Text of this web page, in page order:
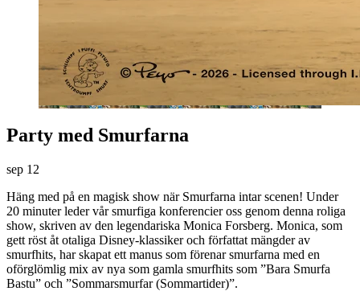
Party med Smurfarna
sep 12
Häng med på en magisk show när Smurfarna intar scenen! Under
20 minuter leder vår smurfiga konferencier oss genom denna roliga
show, skriven av den legendariska Monica Forsberg. Monica, som
gett röst åt otaliga Disney-klassiker och författat mängder av
smurfhits, har skapat ett manus som förenar smurfarna med en
oförglömlig mix av nya som gamla smurfhits som ”Bara Smurfa
Bastu” och ”Sommarsmurfar (Sommartider)”.